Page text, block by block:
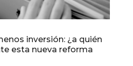
inversión: ¿a quién
esta nueva reforma